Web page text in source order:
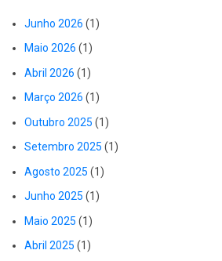
Junho 2026 (1)
Maio 2026 (1)
Abril 2026 (1)
Março 2026 (1)
Outubro 2025 (1)
Setembro 2025 (1)
Agosto 2025 (1)
Junho 2025 (1)
Maio 2025 (1)
Abril 2025 (1)